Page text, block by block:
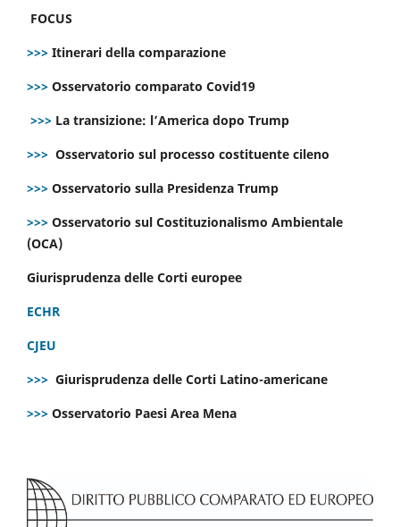
FOCUS
>>> Itinerari della comparazione
>>> Osservatorio comparato Covid19
>>> La transizione: l’America dopo Trump
>>> Osservatorio sul processo costituente cileno
>>> Osservatorio sulla Presidenza Trump
>>> Osservatorio sul Costituzionalismo Ambientale
(OCA)
Giurisprudenza delle Corti europee
ECHR
CJEU
>>> Giurisprudenza delle Corti Latino-americane
>>> Osservatorio Paesi Area Mena